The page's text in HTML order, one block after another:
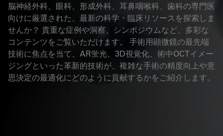
脳神経外科、眼科、形成外科、耳鼻咽喉科、歯科の専門医
向けに厳選された、最新の科学・臨床リソースを探索しま
せんか？ 貴重な症例や洞察、シンポジウムなど、多彩な
コンテンツをご覧いただけます。 手術用顕微鏡の最先端
技術に焦点を当て、AR蛍光、3D視覚化、術中OCTイメー
ジングといった革新的技術が、複雑な手術の精度向上や意
思決定の最適化にどのように貢献するかをご紹介します。